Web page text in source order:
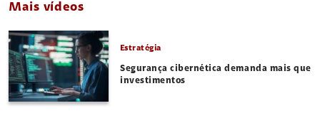
Mais vídeos
Estratégia
Segurança cibernética demanda mais que
investimentos